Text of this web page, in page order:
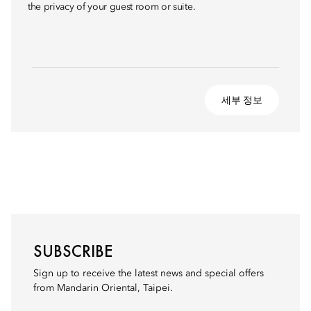
the privacy of your guest room or suite.
세부 정보
SUBSCRIBE
Sign up to receive the latest news and special offers
from Mandarin Oriental, Taipei.